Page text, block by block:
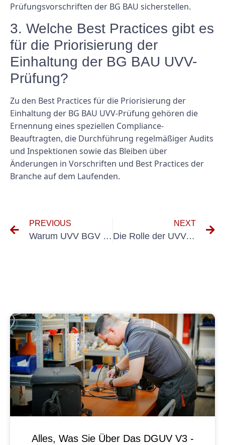
Prüfungsvorschriften der BG BAU sicherstellen.
3. Welche Best Practices gibt es
für die Priorisierung der
Einhaltung der BG BAU UVV-
Prüfung?
Zu den Best Practices für die Priorisierung der
Einhaltung der BG BAU UVV-Prüfung gehören die
Ernennung eines speziellen Compliance-
Beauftragten, die Durchführung regelmäßiger Audits
und Inspektionen sowie das Bleiben über
Änderungen in Vorschriften und Best Practices der
Branche auf dem Laufenden.
PREVIOUS
Warum UVV BGV D8 für jeden Unternehmer oberste Priorität haben sollte
NEXT
Die Rolle der UVV-Behälterprüfung bei der Vermeidung von Unfällen und Verletzungen am Arbeitsplatz
Alles, Was Sie Über Das DGUV V3 -